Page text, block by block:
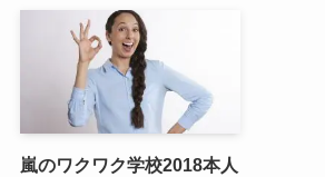
嵐のワクワク学校2018本人